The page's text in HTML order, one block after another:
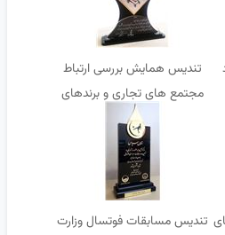
تندیس همایش بررسی ارتباط
مجتمع های تجاری و برندهای
خرده فروشی
تندیس مسابقات فوتسال وزارت